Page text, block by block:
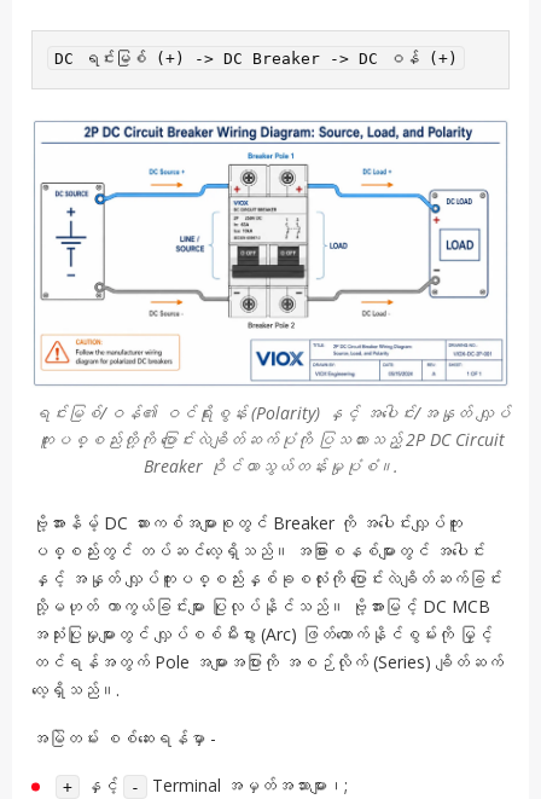
ရင်းမြစ်/ဝန်၏ ဝင်ရိုးစွန်း (Polarity) နှင့် အပေါင်း/အနှုတ် လျှပ်
ကူးပစ္စည်းတို့ကို ပြောင်းလဲချိတ်ဆက်ပုံကို ပြသထားသည့် 2P DC Circuit
Breaker ဝိုင်ယာသွယ်တန်းမှုပုံစံ။.
ဗို့အားနိမ့် DC ဆားကစ်အများစုတွင် Breaker ကို အပေါင်းလျှပ်ကူး
ပစ္စည်းတွင် တပ်ဆင်လေ့ရှိသည်။ အခြားစနစ်များတွင် အပေါင်း
နှင့် အနှုတ် လျှပ်ကူးပစ္စည်းနှစ်ခုစလုံးကို ပြောင်းလဲချိတ်ဆက်ခြင်း
သို့မဟုတ် ကာကွယ်ခြင်းများ ပြုလုပ်နိုင်သည်။ ဗို့အားမြင့် DC MCB
အသုံးပြုမှုများတွင် လျှပ်စစ်မီးပွား (Arc) ဖြတ်တောက်နိုင်စွမ်းကို မြှင့်
တင်ရန်အတွက် Pole အများအပြားကို အစဉ်လိုက် (Series) ချိတ်ဆက်
လေ့ရှိသည်။.
အမြဲတမ်း စစ်ဆေးရန်မှာ -
+ နှင့် -
Terminal အမှတ်အသားများ၊;